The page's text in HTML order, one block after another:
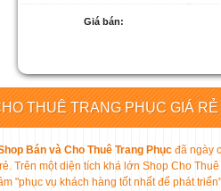
Giá bán:
THUÊ TRANG PHỤC GIÁ
Bán và Cho Thuê Trang Phục đã ngày
Trên một diện tích khá lớn Shop Cho
"phục vụ khách hàng tốt nhất để phát